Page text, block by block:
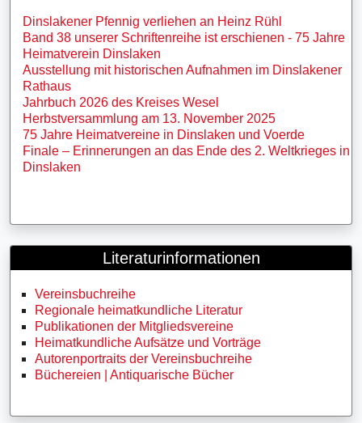
Dinslakener Pfennig verliehen an Heinz Rühl
Band 38 unserer Schriftenreihe ist erschienen - 75 Jahre
Heimatverein Dinslaken
Ausstellung mit historischen Aufnahmen im Dinslakener
Rathaus
Jahrbuch 2026 des Kreises Wesel
Herbstversammlung am 13. November 2025
75 Jahre Heimatvereine in Dinslaken und Voerde
Finale – Erinnerungen an das Ende des 2. Weltkrieges in
Dinslaken
Literaturinformationen
Vereinsbuchreihe
Regionale heimatkundliche Literatur
Publikationen der Mitgliedsvereine
Heimatkundliche Aufsätze und Vorträge
Autorenportraits der Vereinsbuchreihe
Büchereien | Antiquarische Bücher